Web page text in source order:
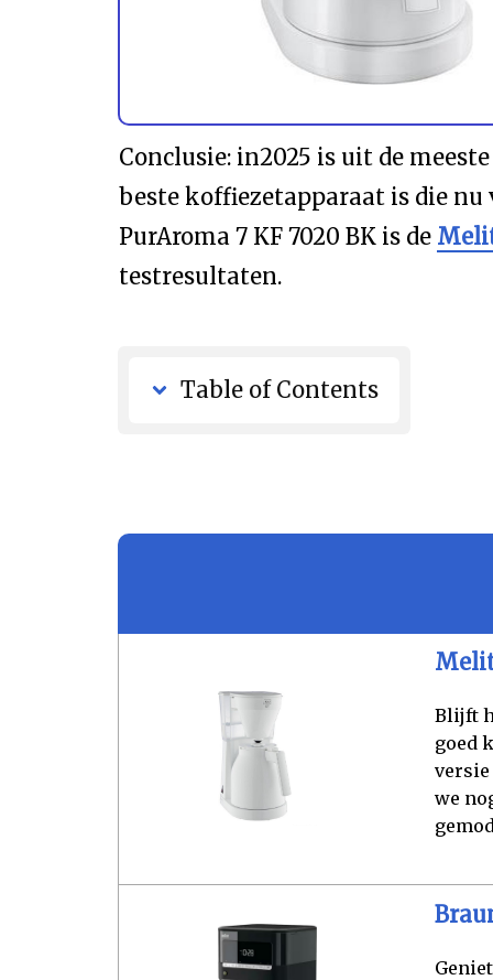
Conclusie: in2025 is uit de
beste koffiezetapparaat is die nu
PurAroma 7 KF 7020 BK is de
testresultaten.
Table of Contents
Blijft
goed
we